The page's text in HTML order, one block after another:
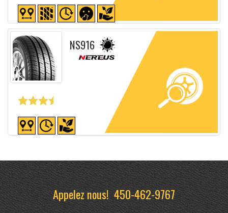
Fiche détaillée
NS916
Appelez nous!450-462-9767